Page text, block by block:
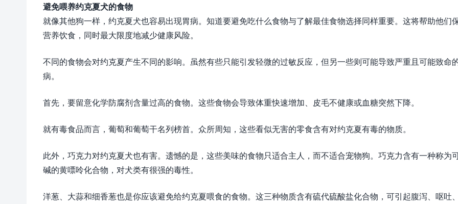
避免喂养约克夏犬的食物
就像其他狗一样，约克夏犬也容易出现胃病。知道要避免吃什么食物与了解最佳食物选择同样重要。这将帮助他们
营养饮食，同时最大限度地减少健康风险。
不同的食物会对约克夏产生不同的影响。虽然有些只能引发轻微的过敏反应，但另一些则可能导致严重且可能致命
病。
首先，要留意化学防腐剂含量过高的食物。这些食物会导致体重快速增加、皮毛不健康或血糖突然下降。
就有毒食品而言，葡萄和葡萄干名列榜首。众所周知，这些看似无害的零食含有对约克夏有毒的物质。
此外，巧克力对约克夏犬也有害。遗憾的是，这些美味的食物只适合主人，而不适合宠物狗。巧克力含有一种称为
碱的黄嘌呤化合物，对犬类有很强的毒性。
洋葱、大蒜和细香葱也是你应该避免给约克夏喂食的食物。这三种物质含有硫代硫酸盐化合物，可引起腹泻、呕吐